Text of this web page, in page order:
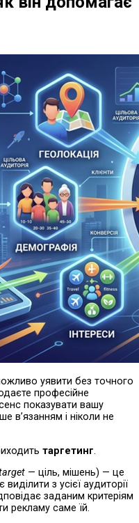
уявити без точного
професійне
показувати вашу
в’язанням і ніколи не
таргетинг.
— ціль, мішень) — це
з усієї аудиторії
заданим критеріям
рекламу саме їй.